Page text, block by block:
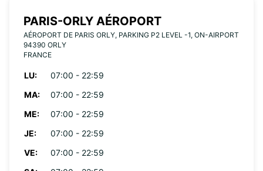
PARIS-ORLY AÉROPORT
AÉROPORT DE PARIS ORLY, PARKING P2 LEVEL -1, ON-AIRPORT
94390 ORLY
FRANCE
LU:
07:00 - 22:59
MA:
07:00 - 22:59
ME:
07:00 - 22:59
JE:
07:00 - 22:59
VE:
07:00 - 22:59